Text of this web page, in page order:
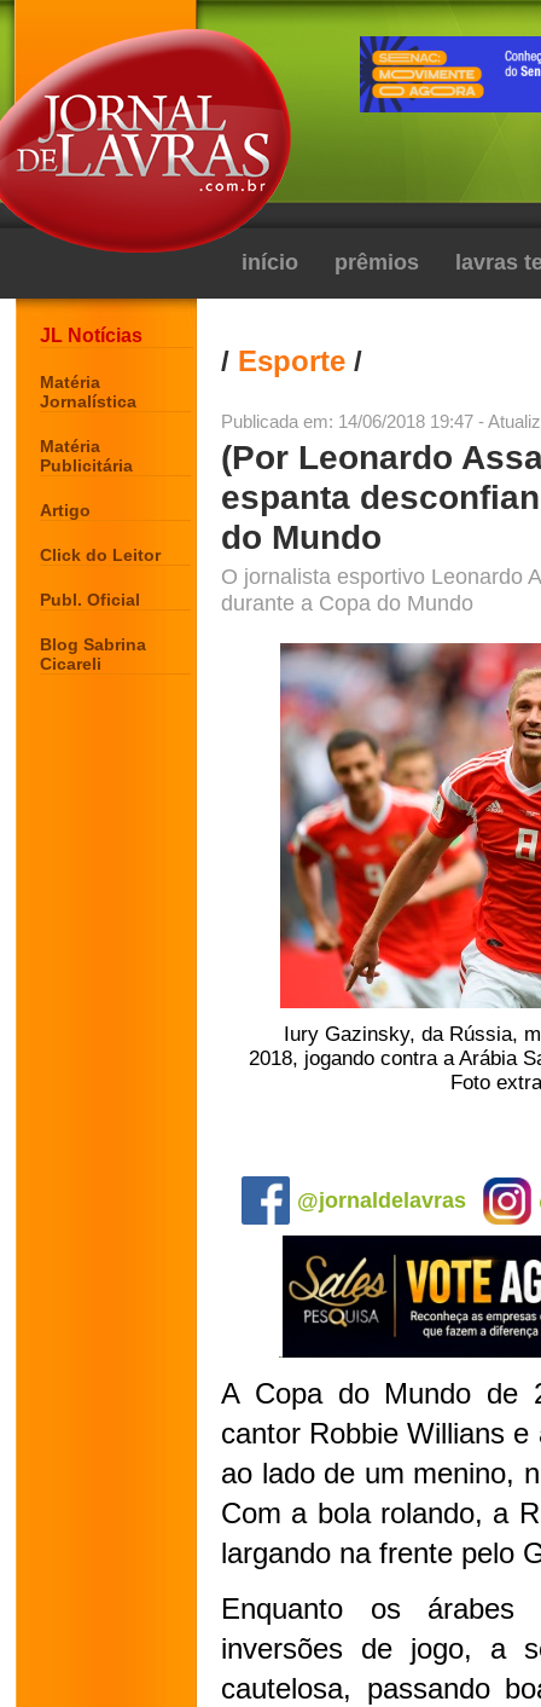
início prêmios lavras
JL Notícias
Matéria
Jornalística
Matéria
Publicitária
Artigo
Click do Leitor
Publ. Oficial
Blog Sabrina
Cicareli
/ Esporte /
Publicada em: 14/06/2018 19:47 -
(Por Leonardo
espanta
do Mundo
O jornalista esportivo Leonardo
durante a Copa do Mundo
Iury Gazinsky, da Rússia,
2018, jogando contra a Arábia
Foto
@jornaldelavras
A Copa do Mundo de
cantor Robbie Willians
ao lado de um menino,
Com a bola rolando, a
largando na frente pelo
Enquanto os árabes
inversões de jogo, a
cautelosa, passando